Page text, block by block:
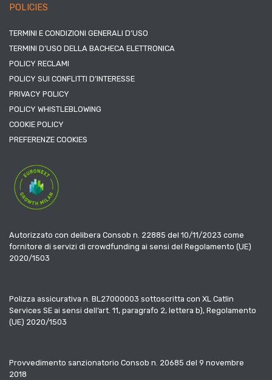
POLICIES
TERMINI E CONDIZIONI GENERALI D’USO
TERMINI D’USO DELLA BACHECA ELETTRONICA
POLICY RECLAMI
POLICY SUI CONFLITTI D’INTERESSE
PRIVACY POLICY
POLICY WHISTLEBLOWING
COOKIE POLICY
PREFERENZE COOKIES
Autorizzato con delibera Consob n. 22885 del 10/11/2023 come
fornitore di servizi di crowdfunding ai sensi del Regolamento (UE)
2020/1503
Polizza assicurativa n. BL27000003 sottoscritta con XL Catlin
Services SE ai sensi dell’art. 11, paragrafo 2, lettera b), Regolamento
(UE) 2020/1503
Provvedimento sanzionatorio Consob n. 20685 del 9 novembre
2018